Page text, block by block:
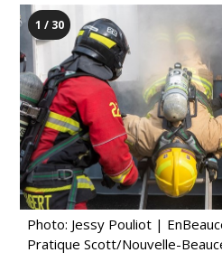
1 / 30
Photo: Jessy Pouliot |
Pratique Scott/Nouvelle-